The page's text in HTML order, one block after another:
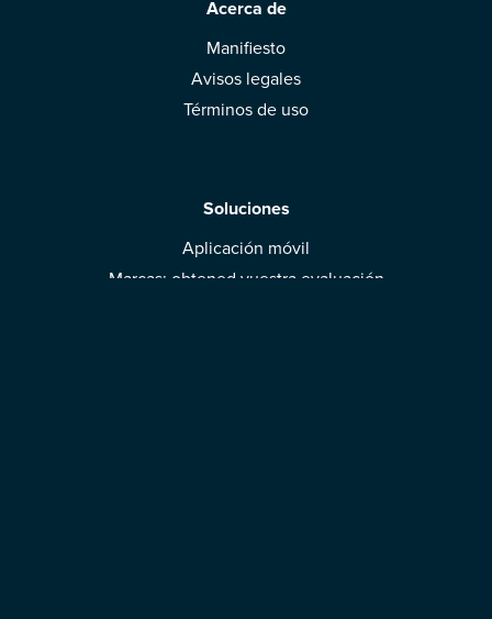
Acerca de
Manifiesto
Avisos legales
Términos de uso
Soluciones
Aplicación móvil
Marcas: obtened vuestra evaluación